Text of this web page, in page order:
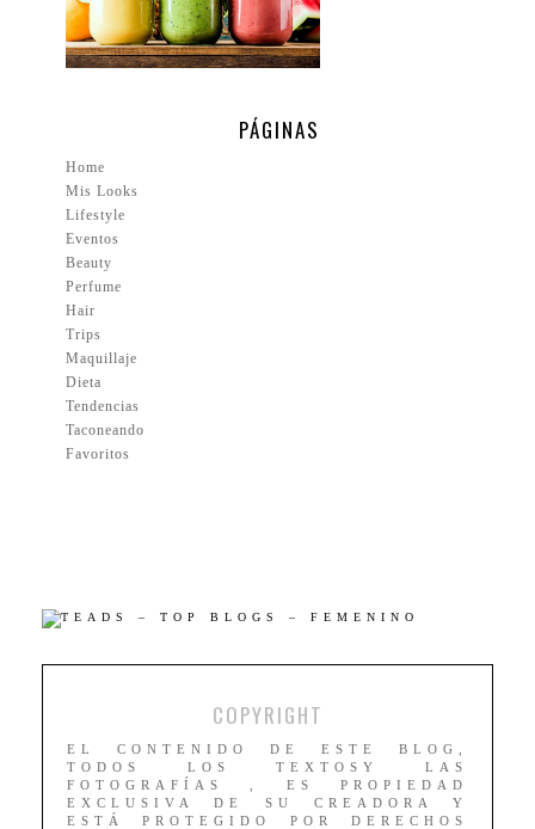
PÁGINAS
Home
Mis Looks
Lifestyle
Eventos
Beauty
Perfume
Hair
Trips
Maquillaje
Dieta
Tendencias
Taconeando
Favoritos
COPYRIGHT
EL CONTENIDO DE ESTE BLOG,
TODOS LOS TEXTOSY LAS
FOTOGRAFÍAS , ES PROPIEDAD
EXCLUSIVA DE SU CREADORA Y
ESTÁ PROTEGIDO POR DERECHOS